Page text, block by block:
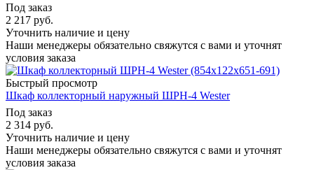
Под заказ
2 217 руб.
Уточнить наличие и цену
Наши менеджеры обязательно свяжутся с вами и уточнят
условия заказа
Быстрый просмотр
Шкаф коллекторный наружный ШРН-4 Wester
Под заказ
2 314 руб.
Уточнить наличие и цену
Наши менеджеры обязательно свяжутся с вами и уточнят
условия заказа